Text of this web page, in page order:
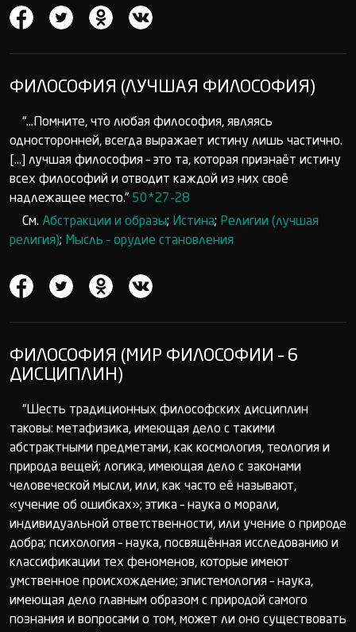
ФИЛОСОФИЯ (ЛУЧШАЯ ФИЛОСОФИЯ)
“...Помните, что любая философия, являясь
односторонней, всегда выражает истину лишь частично.
[...] лучшая философия – это та, которая признаёт истину
всех философий и отводит каждой из них своё
надлежащее место.” 50*27-28
См. Абстракции и образы; Истина; Религии (лучшая
религия); Мысль – орудие становления
ФИЛОСОФИЯ (МИР ФИЛОСОФИИ – 6
ДИСЦИПЛИН)
“Шесть традиционных философских дисциплин
таковы: метафизика, имеющая дело с такими
абстрактными предметами, как космология, теология и
природа вещей; логика, имеющая дело с законами
человеческой мысли, или, как часто её называют,
«учение об ошибках»; этика – наука о морали,
индивидуальной ответственности, или учение о природе
добра; психология – наука, посвящённая исследованию и
классификации тех феноменов, которые имеют
умственное происхождение; эпистемология – наука,
имеющая дело главным образом с природой самого
познания и вопросами о том, может ли оно существовать